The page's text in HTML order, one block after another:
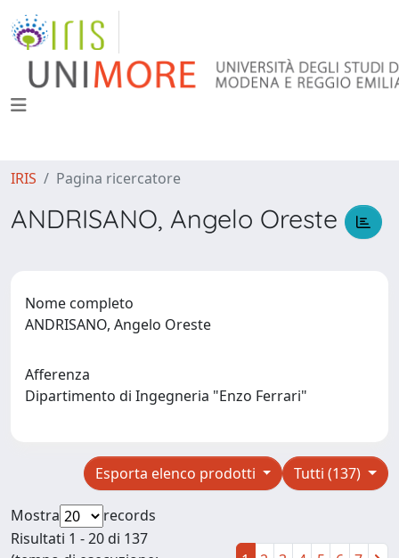
IRIS Pagina ricercatore
ANDRISANO, Angelo Oreste
Nome completo
ANDRISANO, Angelo Oreste
Afferenza
Dipartimento di Ingegneria "Enzo Ferrari"
Tutti (137)
Esporta elenco prodotti
Mostra
records
Risultati 1 - 20 di 137